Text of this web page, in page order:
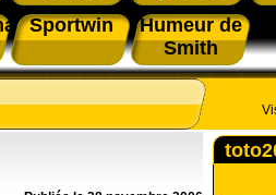
Sportwin
Humeur de
Smith